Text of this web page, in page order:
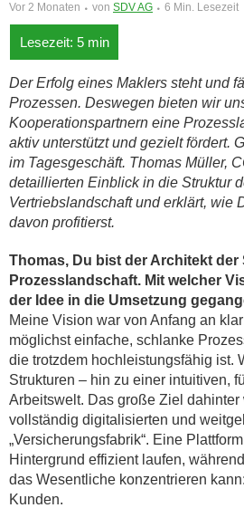
Vor 2 Monaten von SDV AG 6 Min. Lesezeit
Der Erfolg eines Maklers steht und
Prozessen. Deswegen bieten wir
Kooperationspartnern eine
aktiv unterstützt und gezielt fördert.
im Tagesgeschäft. Thomas Müller,
detaillierten Einblick in die Struktur
Vertriebslandschaft und erklärt, wie
davon profitierst.
Thomas, Du bist der Architekt der
Prozesslandschaft. Mit welcher
der Idee in die Umsetzung
Meine Vision war von Anfang an
möglichst einfache, schlanke
die trotzdem hochleistungsfähig ist.
Strukturen – hin zu einer intuitiven,
Arbeitswelt. Das große Ziel dahinter
vollständig digitalisierten und
„Versicherungsfabrik“. Eine
Hintergrund effizient laufen,
das Wesentliche konzentrieren
Kunden.